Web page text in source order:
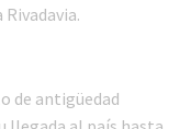
de antigüedad